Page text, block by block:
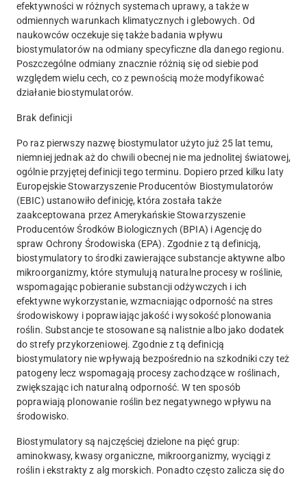
efektywności w różnych systemach uprawy, a także w
odmiennych warunkach klimatycznych i glebowych. Od
naukowców oczekuje się także badania wpływu
biostymulatorów na odmiany specyficzne dla danego regionu.
Poszczególne odmiany znacznie różnią się od siebie pod
względem wielu cech, co z pewnością może modyfikować
działanie biostymulatorów.
Brak definicji
Po raz pierwszy nazwę biostymulator użyto już 25 lat temu,
niemniej jednak aż do chwili obecnej nie ma jednolitej światowej,
ogólnie przyjętej definicji tego terminu. Dopiero przed kilku laty
Europejskie Stowarzyszenie Producentów Biostymulatorów
(EBIC) ustanowiło definicję, która została także
zaakceptowana przez Amerykańskie Stowarzyszenie
Producentów Środków Biologicznych (BPIA) i Agencję do
spraw Ochrony Środowiska (EPA). Zgodnie z tą definicją,
biostymulatory to środki zawierające substancje aktywne albo
mikroorganizmy, które stymulują naturalne procesy w roślinie,
wspomagając pobieranie substancji odżywczych i ich
efektywne wykorzystanie, wzmacniając odporność na stres
środowiskowy i poprawiając jakość i wysokość plonowania
roślin. Substancje te stosowane są nalistnie albo jako dodatek
do strefy przykorzeniowej. Zgodnie z tą definicją
biostymulatory nie wpływają bezpośrednio na szkodniki czy też
patogeny lecz wspomagają procesy zachodzące w roślinach,
zwiększając ich naturalną odporność. W ten sposób
poprawiają plonowanie roślin bez negatywnego wpływu na
środowisko.
Biostymulatory są najczęściej dzielone na pięć grup:
aminokwasy, kwasy organiczne, mikroorganizmy, wyciągi z
roślin i ekstrakty z alg morskich. Ponadto często zalicza się do